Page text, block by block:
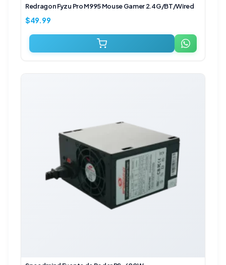
Redragon Fyzu Pro M995 Mouse Gamer 2.4G/BT/Wired
$49.99